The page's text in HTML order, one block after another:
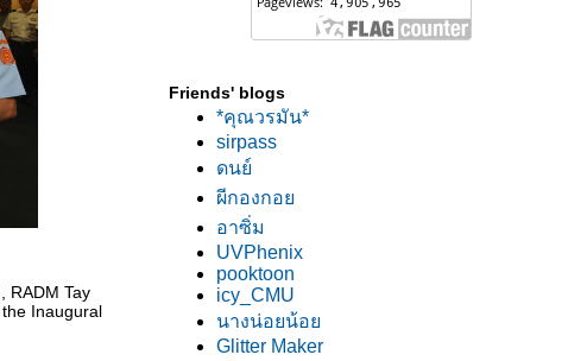
RADM Tay
Inaugural
Friends' blogs
*คุณวรมัน*
sirpass
ดนย์
ผีกองกอ
อาซิ่ม
UVPhenix
pooktoon
icy_CMU
นางน่อยน้อ
Glitter Maker